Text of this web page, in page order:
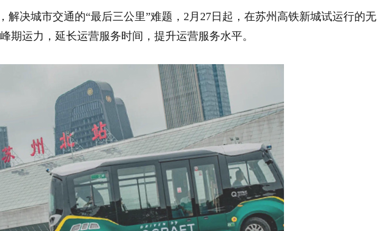
解决城市交通的“最后三公里”难题，2月27日起，在苏州高铁新城试运行的无
期运力，延长运营服务时间，提升运营服务水平。